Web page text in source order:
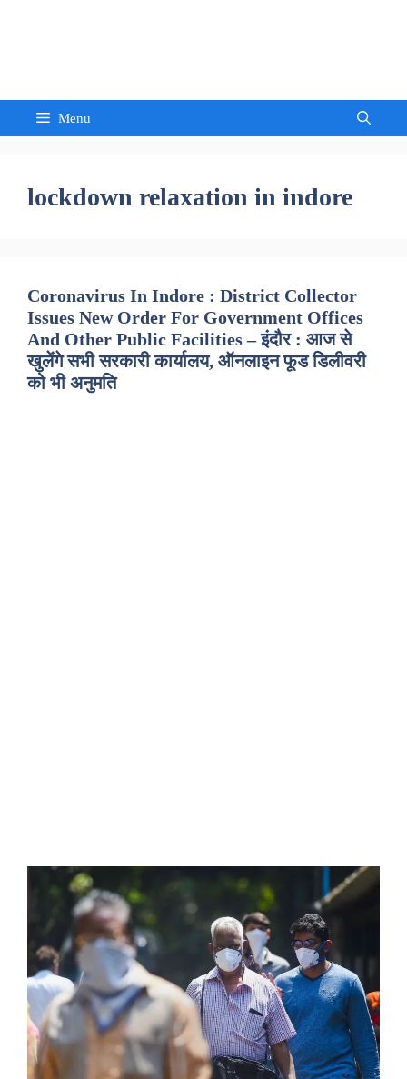
Menu
lockdown relaxation in indore
Coronavirus In Indore : District Collector
Issues New Order For Government Offices
And Other Public Facilities – इंदौर : आज से
खुलेंगे सभी सरकारी कार्यालय, ऑनलाइन फूड डिलीवरी
को भी अनुमति